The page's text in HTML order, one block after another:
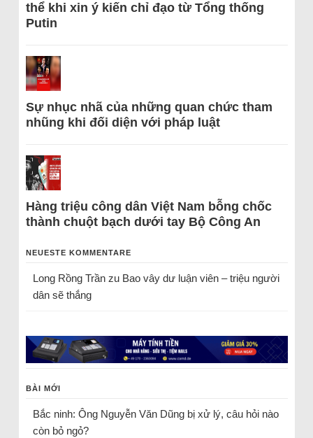
thể khi xin ý kiến chỉ đạo từ Tổng thống
Putin
Sự nhục nhã của những quan chức tham
nhũng khi đối diện với pháp luật
Hàng triệu công dân Việt Nam bỗng chốc
thành chuột bạch dưới tay Bộ Công An
NEUESTE KOMMENTARE
Long Rồng Trầnzu Bao vây dư luận viên – triệu người
dân sẽ thắng
BÀI MỚI
Bắc ninh: Ông Nguyễn Văn Dũng bị xử lý, câu hỏi nào
còn bỏ ngỏ?